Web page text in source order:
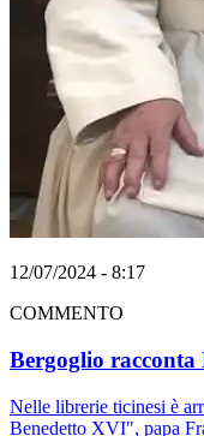
12/07/2024 - 8:17
COMMENTO
Bergoglio racconta
Nelle librerie ticinesi è
Benedetto XVI", papa